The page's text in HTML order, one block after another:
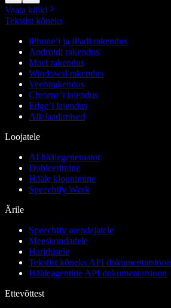
Vaata kõiki
Tekstist kõneks
iPhone’i ja iPadi rakendus
Androidi rakendus
Maci rakendus
Windowsi rakendus
Veebirakendus
Chrome’i laiendus
Edge’i laiendus
Allalaadimised
Loojatele
AI häälegeneraator
Dubleerimine
Hääle kloonimine
Speechify Work
Ärile
Speechify arendajatele
Meeskondadele
Haridusele
Tekstist kõneks API dokumentatsioon
Hääleagentide API dokumentatsioon
Ettevõttest